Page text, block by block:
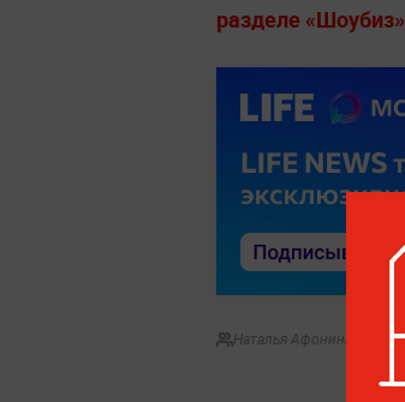
разделе «Шоубиз»
Наталья Афонина